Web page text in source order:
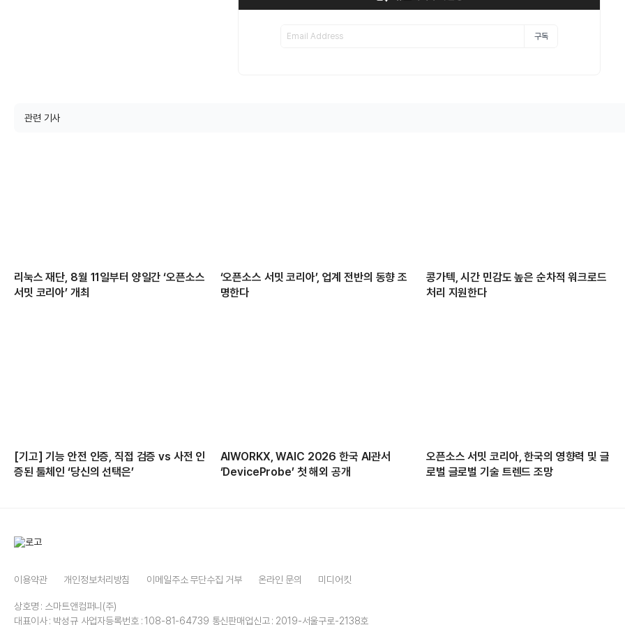
구독
관련 기사
리눅스 재단, 8월 11일부터 양일간 ‘오픈소스
서밋 코리아’ 개최
‘오픈소스 서밋 코리아’, 업계 전반의 동향 조
명한다
콩가텍, 시간 민감도 높은 순차적 워크로드
처리 지원한다
[기고] 기능 안전 인증, 직접 검증 vs 사전 인
증된 툴체인 ‘당신의 선택은’
AIWORKX, WAIC 2026 한국 AI관서
‘DeviceProbe’ 첫 해외 공개
오픈소스 서밋 코리아, 한국의 영향력 및 글
로벌 글로벌 기술 트렌드 조망
이용약관 개인정보처리방침 이메일주소 무단수집 거부 온라인 문의 미디어킷
상호명 : 스마트앤컴퍼니(주)
대표이사 : 박성규 사업자등록번호 : 108-81-64739 통신판매업신고 : 2019-서울구로-2138호